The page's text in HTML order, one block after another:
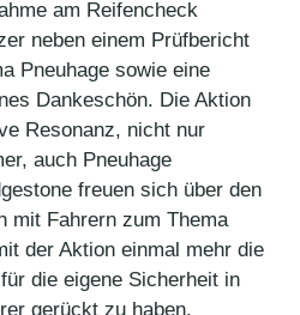
am Reifencheck
neben einem Prüfbericht
Pneuhage sowie eine
Dankeschön. Die Aktion
Resonanz, nicht nur
auch Pneuhage
freuen sich über den
mit Fahrern zum Thema
der Aktion einmal mehr die
die eigene Sicherheit in
gerückt zu haben.